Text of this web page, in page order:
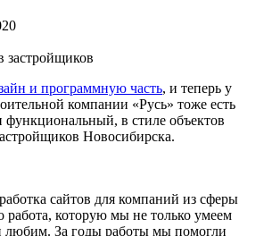
и программную часть, и теперь у
компании «Русь» тоже есть
в стиле объектов
Новосибирска.
сайтов для компаний из сферы
работа, которую мы не только умеем
любим. За годы работы мы помогли